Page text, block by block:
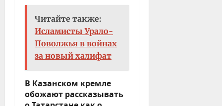
Читайте также:
Исламисты Урало-
Поволжья в войнах
за новый халифат
В Казанском кремле
обожают рассказывать